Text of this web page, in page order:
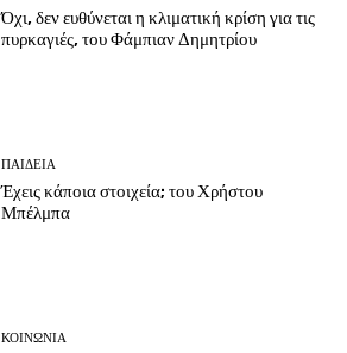
Όχι, δεν ευθύνεται η κλιματική κρίση για τις
πυρκαγιές, του Φάμπιαν Δημητρίου
ΠΑΙΔΕΙΑ
Έχεις κάποια στοιχεία; του Χρήστου
Μπέλμπα
ΚΟΙΝΩΝΙΑ